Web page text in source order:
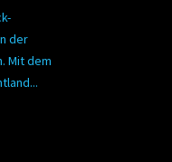
der
Mit dem